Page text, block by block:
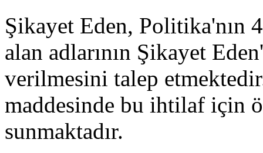
Şikayet Eden, Politika'nın
alan adlarının Şikayet
verilmesini talep
maddesinde bu ihtilaf için
sunmaktadır.